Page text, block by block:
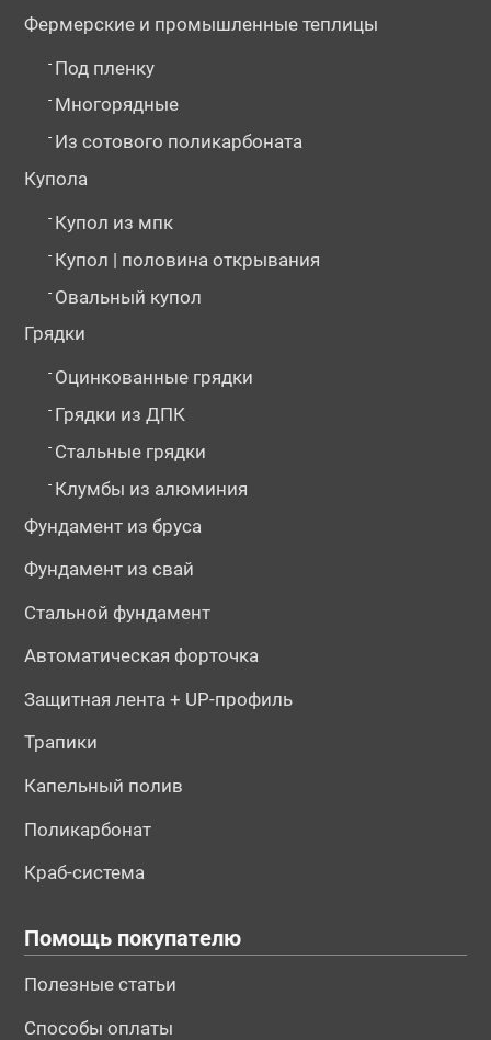
Фермерские и промышленные теплицы
- Под пленку
- Многорядные
- Из сотового поликарбоната
Купола
- Купол из мпк
- Купол | половина открывания
- Овальный купол
Грядки
- Оцинкованные грядки
- Грядки из ДПК
- Стальные грядки
- Клумбы из алюминия
Фундамент из бруса
Фундамент из свай
Стальной фундамент
Автоматическая форточка
Защитная лента + UP-профиль
Трапики
Капельный полив
Поликарбонат
Краб-система
Помощь покупателю
Полезные статьи
Способы оплаты